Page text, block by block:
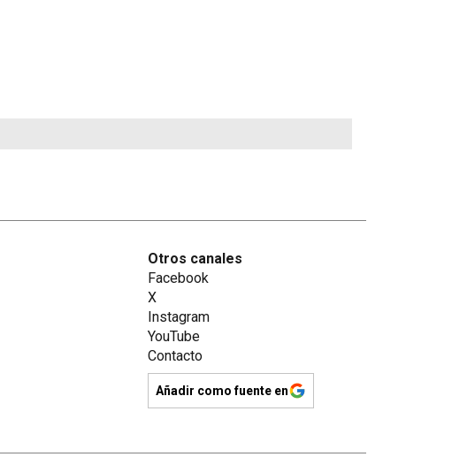
Otros canales
Facebook
X
Instagram
YouTube
Contacto
Añadir como fuente en